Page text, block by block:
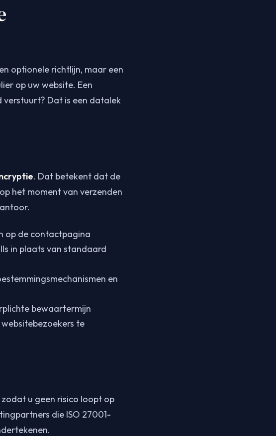
optionele richtlijn, maar een
op uw website. Een
Dat is een datalek
. Dat betekent dat de
het moment van verzenden
op de contactpagina
in plaats van standaard
en
bewaartermijn
te
zodat u geen risico loopt op
die ISO 27001-